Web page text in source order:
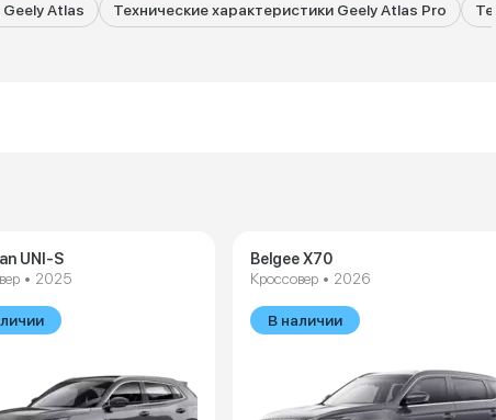
Atlas Технические характеристики Geely Atlas Pro
UNI-S
• 2025
Belgee X70
Кроссовер • 2026
В наличии